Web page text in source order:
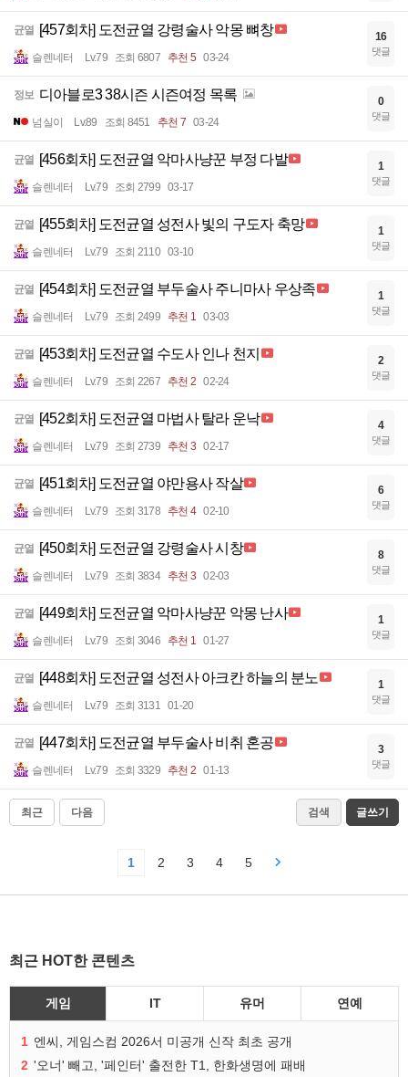
균열 [457회차] 도전균열 강령술사 악몽 뼈창
슬렌네터 Lv.79 조회 6807 추천 5 03-24
16
댓글
정보 디아블로3 38시즌 시즌여정 목록
넘실이 Lv.89 조회 8451 추천 7 03-24
0
댓글
균열 [456회차] 도전균열 악마사냥꾼 부정 다발
슬렌네터 Lv.79 조회 2799 03-17
1
댓글
균열 [455회차] 도전균열 성전사 빛의 구도자 축망
슬렌네터 Lv.79 조회 2110 03-10
1
댓글
균열 [454회차] 도전균열 부두술사 주니마사 우상족
슬렌네터 Lv.79 조회 2499 추천 1 03-03
1
댓글
균열 [453회차] 도전균열 수도사 인나 천지
슬렌네터 Lv.79 조회 2267 추천 2 02-24
2
댓글
균열 [452회차] 도전균열 마법사 탈라 운낙
슬렌네터 Lv.79 조회 2739 추천 3 02-17
4
댓글
균열 [451회차] 도전균열 야만용사 작살
슬렌네터 Lv.79 조회 3178 추천 4 02-10
6
댓글
균열 [450회차] 도전균열 강령술사 시창
슬렌네터 Lv.79 조회 3834 추천 3 02-03
8
댓글
균열 [449회차] 도전균열 악마사냥꾼 악몽 난사
슬렌네터 Lv.79 조회 3046 추천 1 01-27
1
댓글
균열 [448회차] 도전균열 성전사 아크칸 하늘의 분노
슬렌네터 Lv.79 조회 3131 01-20
1
댓글
균열 [447회차] 도전균열 부두술사 비취 혼공
슬렌네터 Lv.79 조회 3329 추천 2 01-13
3
댓글
최근 다음 검색 글쓰기
1 2 3 4 5
최근 HOT한 콘텐츠
게임 IT 유머 연예
1 엔씨, 게임스컴 2026서 미공개 신작 최초 공개
2 '오너' 빼고, '페인터' 출전한 T1, 한화생명에 패배